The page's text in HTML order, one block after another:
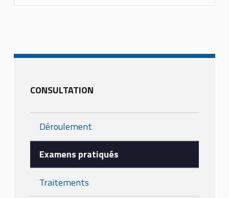
CONSULTATION
Déroulement
Examens pratiqués
Traitements